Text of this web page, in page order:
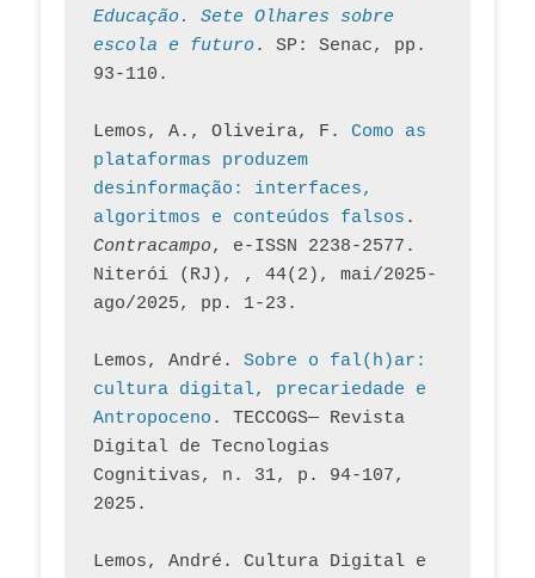
Educação. Sete Olhares sobre
escola e futuro. SP: Senac, pp.
93-110.
Lemos, A., Oliveira, F. Como as
plataformas produzem
desinformação: interfaces,
algoritmos e conteúdos falsos
Contracampo, e-ISSN 2238-2577.
Niterói (RJ), , 44(2), mai/2025-
ago/2025, pp. 1-23.
Lemos, André. Sobre o fal(h)ar:
cultura digital, precariedade e
Antropoceno . TECCOGS— Revista
Digital de Tecnologias
Cognitivas, n. 31, p. 94-107,
2025.
Lemos, André. Cultura Digital e